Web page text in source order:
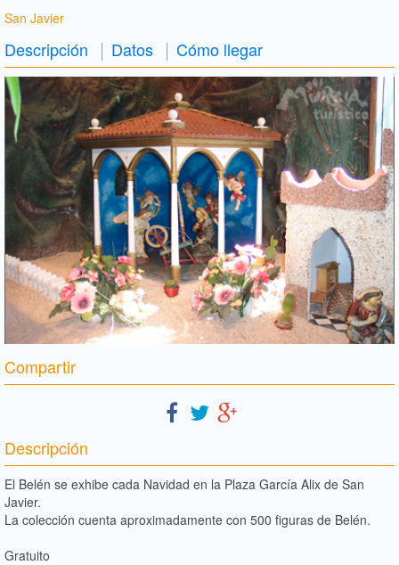
San Javier
Descripción Datos Cómo llegar
Compartir
Descripción
El Belén se exhibe cada Navidad en la Plaza García Alix de San
Javier.
La colección cuenta aproximadamente con 500 figuras de Belén.
Gratuito